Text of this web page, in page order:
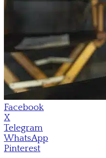
Facebook
X
Telegram
WhatsApp
Pinterest